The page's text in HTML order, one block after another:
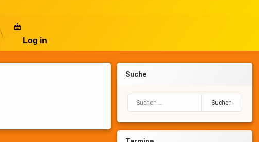
Log in
Suche
Suchen nach: